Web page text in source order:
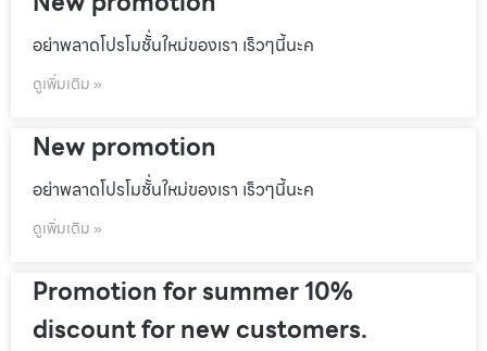
อย่าพลาดโปรโมชั้่นใหม่ของเรา เร็วๆนี้นะค
ดูเพิ่มเติม »
New promotion
อย่าพลาดโปรโมชั้่นใหม่ของเรา เร็วๆนี้นะค
ดูเพิ่มเติม »
Promotion for summer 10%
discount for new customers.